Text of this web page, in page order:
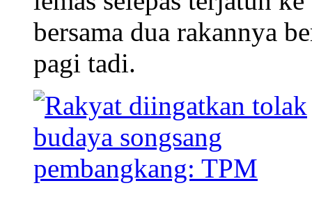
bersama dua rakannya
pagi tadi.